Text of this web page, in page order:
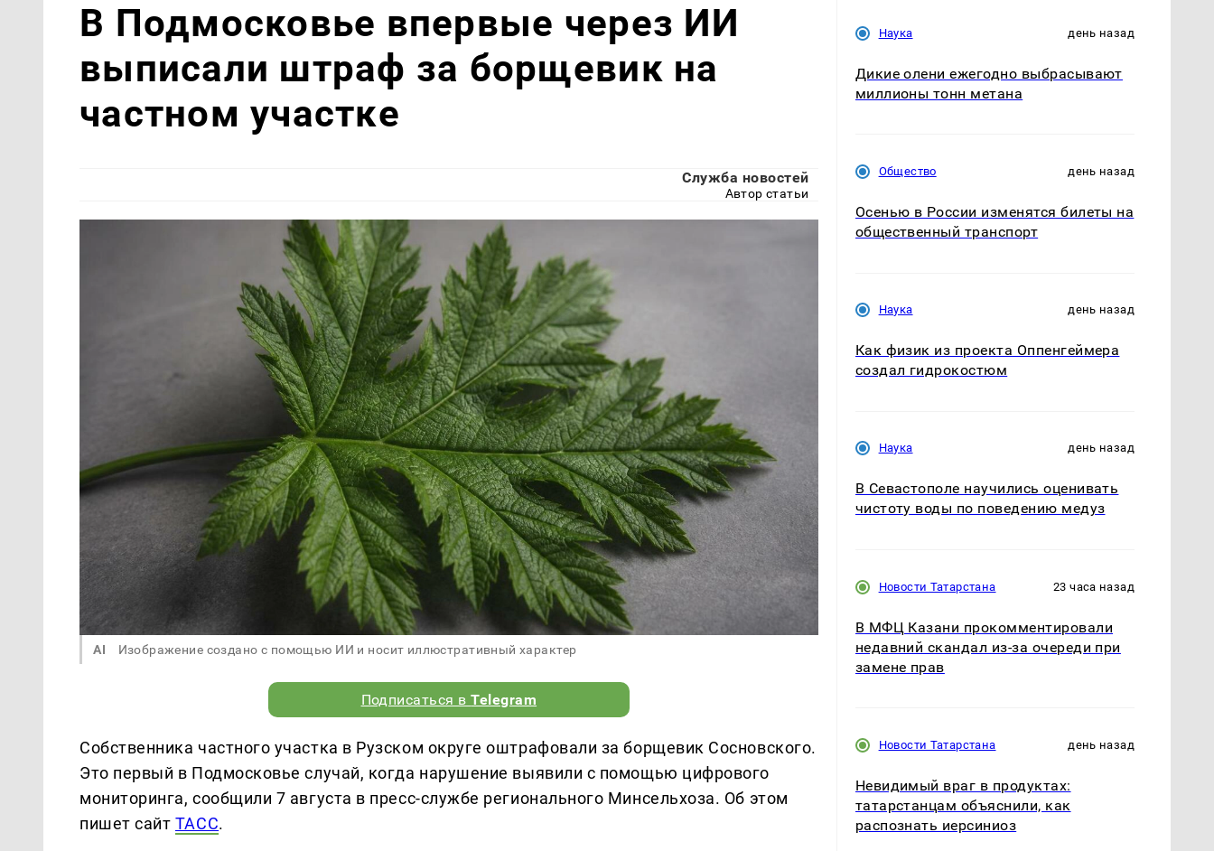
В Подмосковье впервые через ИИ
выписали штраф за борщевик на
частном участке
Служба новостей
Автор статьи
AI Изображение создано с помощью ИИ и носит иллюстративный характер
Подписаться вTelegram
Собственника частного участка в Рузском округе оштрафовали за борщевик Сосновского.
Это первый в Подмосковье случай, когда нарушение выявили с помощью цифрового
мониторинга, сообщили 7 августа в пресс-службе регионального Минсельхоза. Об этом
пишет сайт ТАСС.
Наука день назад
Дикие олени ежегодно выбрасывают
миллионы тонн метана
Общество день назад
Осенью в России изменятся билеты на
общественный транспорт
Наука день назад
Как физик из проекта Оппенгеймера
создал гидрокостюм
Наука день назад
В Севастополе научились оценивать
чистоту воды по поведению медуз
Новости Татарстана 23 часа назад
В МФЦ Казани прокомментировали
недавний скандал из-за очереди при
замене прав
Новости Татарстана день назад
Невидимый враг в продуктах:
татарстанцам объяснили, как
распознать иерсиниоз